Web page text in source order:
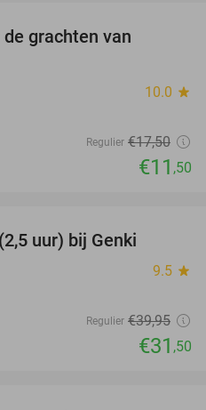
grachten van
10.0 star
Regulier €17,50
€11 ,50
uur) bij Genki
9.5 star
Regulier €39,95
€31 ,50